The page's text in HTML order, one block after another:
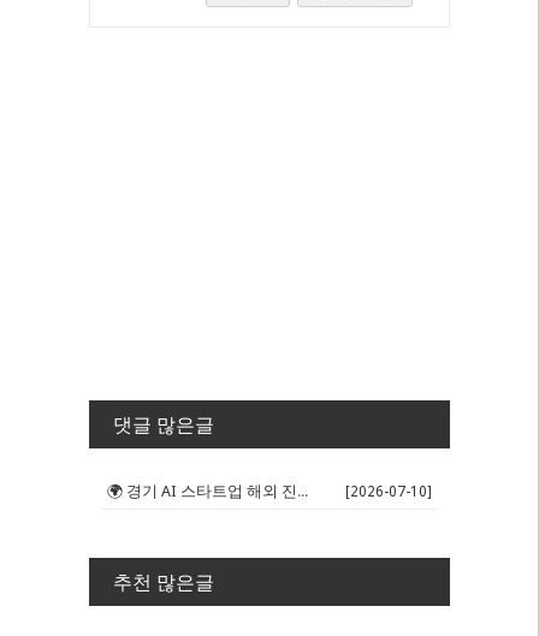
댓글 많은글
🌍 경기 AI 스타트업 해외 진출 판... [2026-07-10]
추천 많은글